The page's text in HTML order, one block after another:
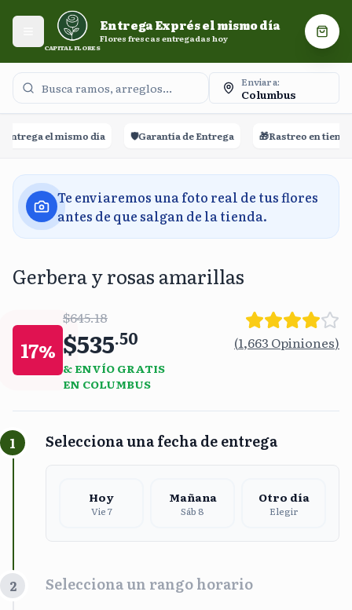
Entrega Exprés el mismo día. Flores frescas entregadas
Abrir menú
CAPITAL FLORES
Entrega Exprés el mismo día
Flores frescas entregadas hoy
Enviar a:
Columbus
el mismo día Garantía de Entrega Rastreo en tiempo
Te enviaremos una foto real de tus flores
antes de que salgan de la tienda.
Gerbera y rosas amarillas
17%
$645.18
$535.50
& ENVÍO GRATIS
EN COLUMBUS
(1,663 Opiniones)
1 Selecciona una fecha de entrega
Hoy
Vie 7
Mañana
Sáb 8
Otro día
Elegir
2 Selecciona un rango horario